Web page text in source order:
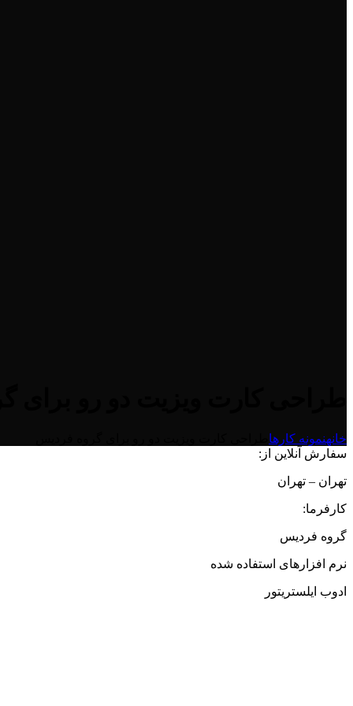
خانهنمونه کارها
سفارش آنلاین از:
تهران – تهران
کارفرما:
گروه فردیس
نرم افزارهای استفاده شده
ادوب ایلستریتور